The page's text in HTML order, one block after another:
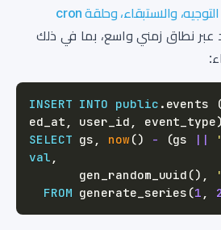
نطاق زمني واسع، بما في ذلك
INSERT INTO public . events
ed_at , user_id , event_type)
SELECT gs , now() - (gs ||
val ,
       gen_random_uuid
() ,
FROM generate_series (1 ,